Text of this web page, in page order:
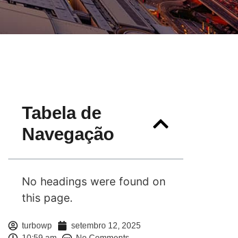
Tabela de
Navegação
No headings were found on
this page.
turbowp
setembro 12, 2025